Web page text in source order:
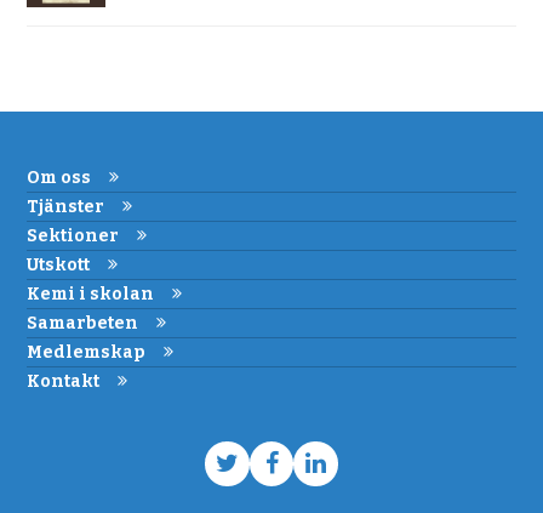
Om oss
Tjänster
Sektioner
Utskott
Kemi i skolan
Samarbeten
Medlemskap
Kontakt
TwitterFacebook
LinkedIn